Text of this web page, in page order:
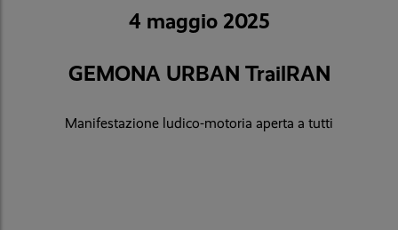
4 maggio 2025
GEMONA URBAN TrailRAN
Manifestazione ludico-motoria aperta a tutti